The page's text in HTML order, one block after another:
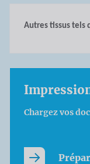
Autres tissus tels
Chargez vos